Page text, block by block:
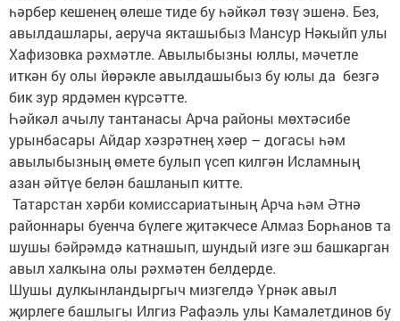
һәрбер кешенең өлеше тиде бу һәйкәл төзү эшенә. Без,
авылдашлары, аеруча якташыбыз Мансур Нәкыйп улы
Хафизовка рәхмәтле. Авылыбызны юллы, мәчетле
иткән бу олы йөрәкле авылдашыбыз бу юлы да безгә
бик зур ярдәмен күрсәтте.
Һәйкәл ачылу тантанасы Арча районы мөхтәсибе
урынбасары Айдар хәзрәтнең хәер – догасы һәм
авылыбызның өмете булып үсеп килгән Исламның
азан әйтүе белән башланып китте.
Татарстан хәрби комиссариатының Арча һәм Әтнә
районнары буенча бүлеге җитәкчесе Алмаз Борһанов та
шушы бәйрәмдә катнашып, шундый изге эш башкарган
авыл халкына олы рәхмәтен белдерде.
Шушы дулкынландыргыч мизгелдә Үрнәк авыл
җирлеге башлыгы Илгиз Рафаэль улы Камалетдинов бу